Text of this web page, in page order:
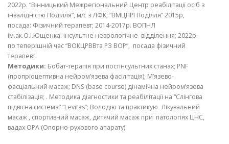
2022р. “Вінницький Межрегіональний Центр реабілітації осіб з
інвалідністю Поділля”, м/с з ЛФК; “ВМЦПРІ Поділля” 2015р,
посада: Фізичний терапевт; 2014-2017р. ВОПНЛ
ім.ак.О.І.Ющенка. інсультне неврологічне відділення; 2022р.
по теперішній час “ВОКЦРВВта РЗ ВОР”, посада фізичний
терапевт.
Методики: Бобат-терапія при постінсультних станах; PNF
(пропріоцептивна нейром’язева фасілітація); М’язево-
фасціальний масаж; DNS (base course) дінамічна нейром’язева
стабілізація; . Методика діагностики та реабілітації на “Слінгова
підвісна система” “Levitas”; Володію та практикую Лікувальний
масаж , спортивний масаж, дитячий масаж при патологіях ЦНС,
вадах ОРА (Опорно-рухового апарату).